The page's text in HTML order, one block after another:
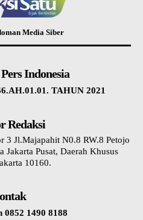
Media Siber
Indonesia
TAHUN 2021
Redaksi
3 Jl.Majapahit N0.8 RW.8 Petojo
Jakarta Pusat, Daerah Khusus
10160.
0852 1490 8188